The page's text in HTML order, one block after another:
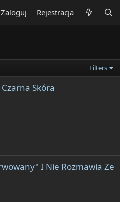
Zaloguj Rejestracja
Filters
Skóra
I Nie Rozmawia Ze